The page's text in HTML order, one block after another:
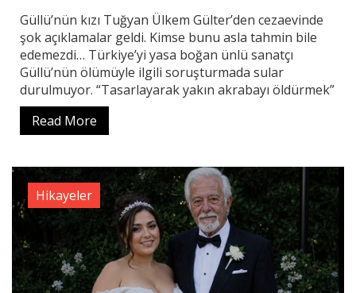
Güllü’nün kızı Tuğyan Ülkem Gülter’den cezaevinde
şok açıklamalar geldi. Kimse bunu asla tahmin bile
edemezdi… Türkiye’yi yasa boğan ünlü sanatçı
Güllü’nün ölümüyle ilgili soruşturmada sular
durulmuyor. “Tasarlayarak yakın akrabayı öldürmek”
Read More
Hikayeler